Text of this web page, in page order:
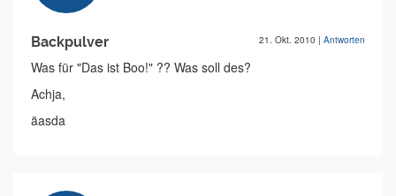
Backpulver 21. Okt. 2010 | Antworten
Was für "Das ist Boo!" ?? Was soll des?
Achja,
äasda